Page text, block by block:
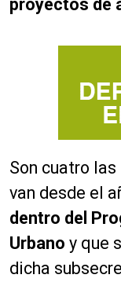
proyectos de
Son cuatro
van desde el
dentro del
Urbano y que
dicha